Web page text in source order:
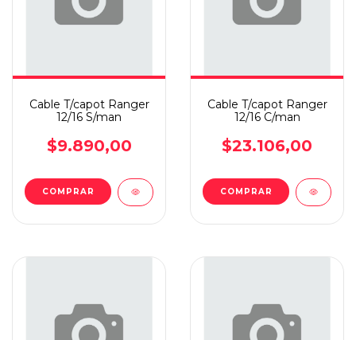
Cable T/capot Ranger
12/16 S/man
$9.890,00
COMPRAR
Cable T/capot Ranger
12/16 C/man
$23.106,00
COMPRAR